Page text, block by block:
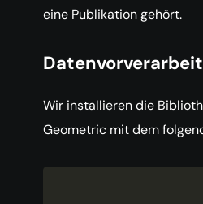
eine Publikation gehört.
Wir installieren die
Geometric mit dem